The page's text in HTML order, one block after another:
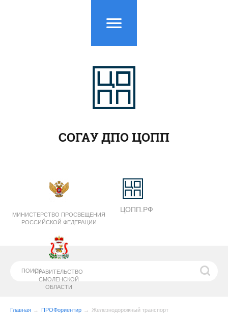
МИНИСТЕРСТВО ПРОСВЕЩЕНИЯ
РОССИЙСКОЙ ФЕДЕРАЦИИ
ПРАВИТЕЛЬСТВО
СМОЛЕНСКОЙ
ОБЛАСТИ
ЦОПП.РФ
СОГАУ ДПО ЦОПП
Главная ПРОФориентир Железнодорожный транспорт